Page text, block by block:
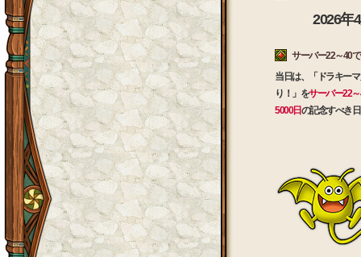
2026年
サーバー22～40
当日は、「ドラキー
り！」をサーバー22
5000日の記念すべき